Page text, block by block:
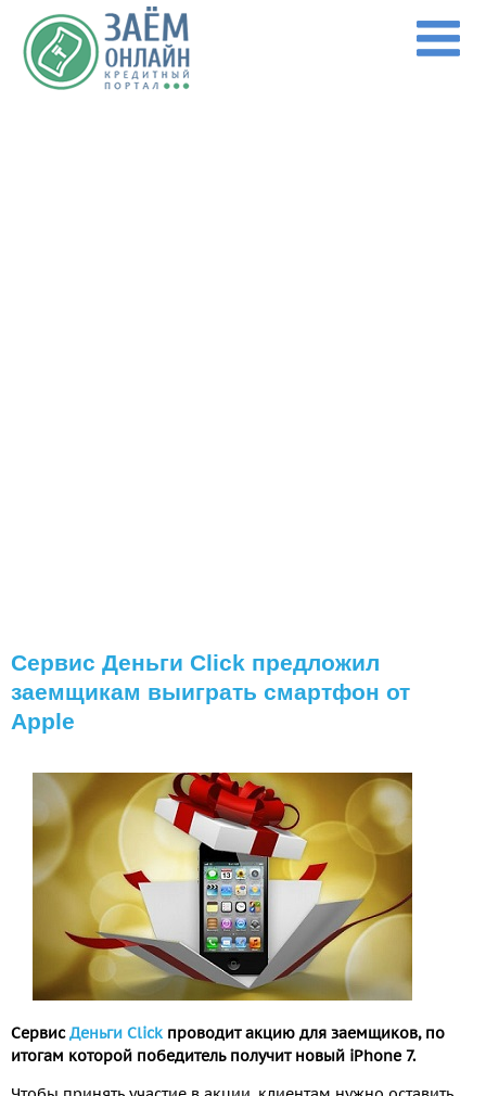
Перейти к основному содержанию
Сервис Деньги Сlick предложил
заемщикам выиграть смартфон от
Apple
СервисДеньги Сlickпроводит акцию для заемщиков, по
итогам которой победитель получит новый iPhone 7.